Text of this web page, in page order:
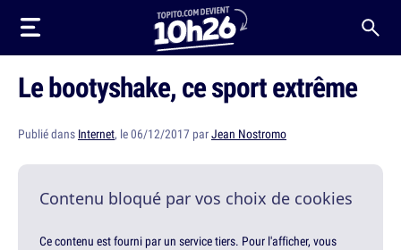
Le bootyshake, ce sport extrême
Publié dans Internet, le 06/12/2017 parJean Nostromo
Contenu bloqué par vos choix de cookies
Ce contenu est fourni par un service tiers. Pour l'afficher, vous